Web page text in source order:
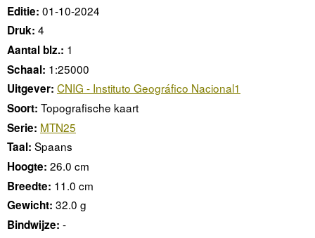
Editie: 01-10-2024
Druk: 4
Aantal blz.: 1
Schaal: 1:25000
Uitgever: CNIG - Instituto Geográfico Nacional1
Soort: Topografische kaart
Serie: MTN25
Taal: Spaans
Hoogte: 26.0 cm
Breedte: 11.0 cm
Gewicht: 32.0 g
Bindwijze: -